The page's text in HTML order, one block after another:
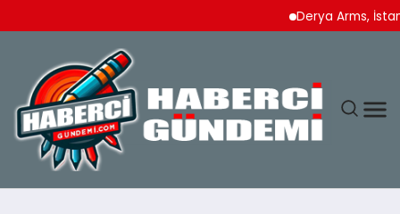
Derya Arms,